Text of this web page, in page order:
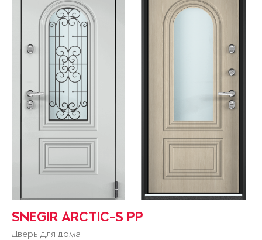
SNEGIR ARCTIC-S PP
Дверь для дома